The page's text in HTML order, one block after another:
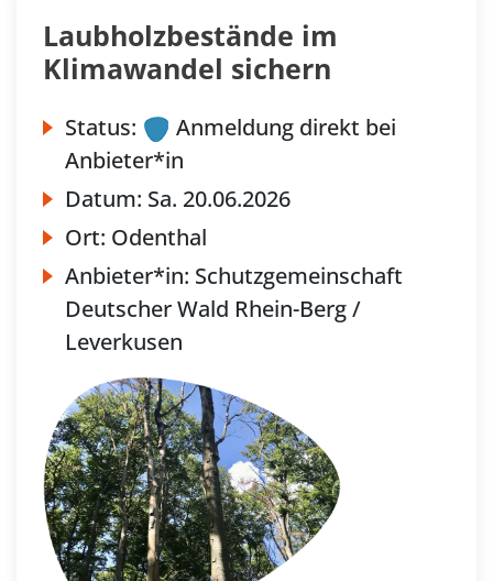
Laubholzbestände im
Klimawandel sichern
Status:
Anmeldung direkt bei
Anbieter*in
Datum: Sa. 20.06.2026
Ort: Odenthal
Anbieter*in: Schutzgemeinschaft
Deutscher Wald Rhein-Berg /
Leverkusen